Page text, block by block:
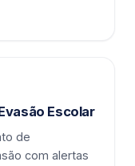
Escolar
de
com alertas